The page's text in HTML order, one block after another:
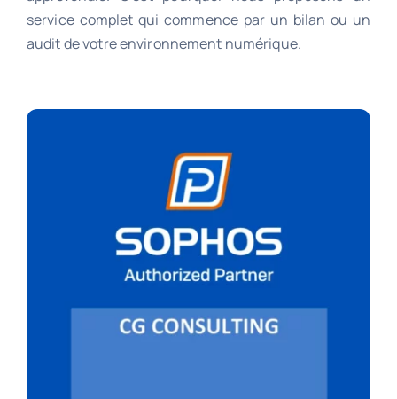
service complet qui commence par un bilan ou un
audit de votre environnement numérique.